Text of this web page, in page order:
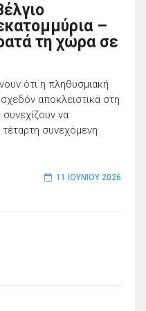
–
τη χώρα σε
ότι η πληθυσμιακή
αποκλειστικά στη
να
τέταρτη συνεχόμενη
11 ΙΟΥΝΊΟΥ 2026